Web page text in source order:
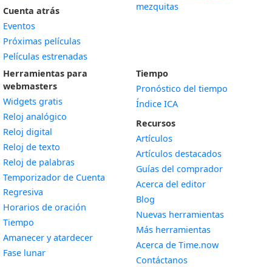
Cuenta atrás
Eventos
Próximas películas
Películas estrenadas
mezquitas
Herramientas para
webmasters
Widgets gratis
Reloj analógico
Reloj digital
Reloj de texto
Reloj de palabras
Temporizador de Cuenta
Regresiva
Horarios de oración
Tiempo
Amanecer y atardecerWidget
Fase lunarWidget
Tiempo
Pronóstico del tiempo
Índice ICA
Recursos
Artículos
Artículos destacados
Guías del comprador
Acerca del editor
Blog
Nuevas herramientas
Más herramientas
Acerca de Time.now
Contáctanos